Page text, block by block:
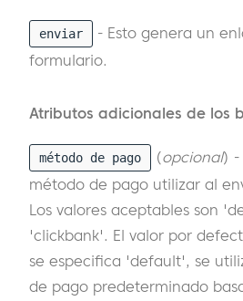
enviar
- Esto genera un
formulario.
Atributos adicionales de los
método de pago (opcional) -
método de pago utilizar al
Los valores aceptables son
'clickbank'. El valor por
se especifica 'default', se
de pago predeterminado